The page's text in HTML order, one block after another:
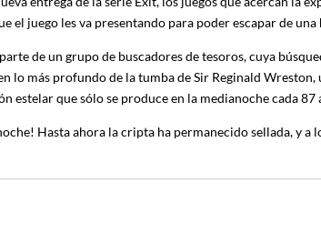
el juego les va presentando para poder escapar de
de un grupo de buscadores de tesoros, cuya
lo más profundo de la tumba de Sir Reginald
estelar que sólo se produce en la medianoche cada 87
Hasta ahora la cripta ha permanecido sellada,